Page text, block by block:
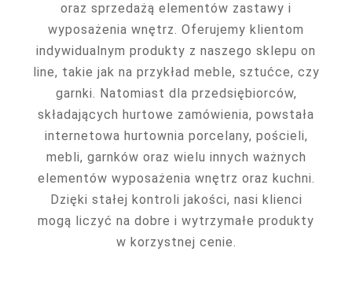
oraz sprzedażą elementów zastawy i
wyposażenia wnętrz. Oferujemy klientom
indywidualnym produkty z naszego sklepu on
line, takie jak na przykład meble, sztućce, czy
garnki. Natomiast dla przedsiębiorców,
składających hurtowe zamówienia, powstała
internetowa hurtownia porcelany, pościeli,
mebli, garnków oraz wielu innych ważnych
elementów wyposażenia wnętrz oraz kuchni.
Dzięki stałej kontroli jakości, nasi klienci
mogą liczyć na dobre i wytrzymałe produkty
w korzystnej cenie.